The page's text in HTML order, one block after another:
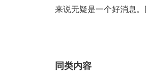
来说无疑是一个好消息
同类内容